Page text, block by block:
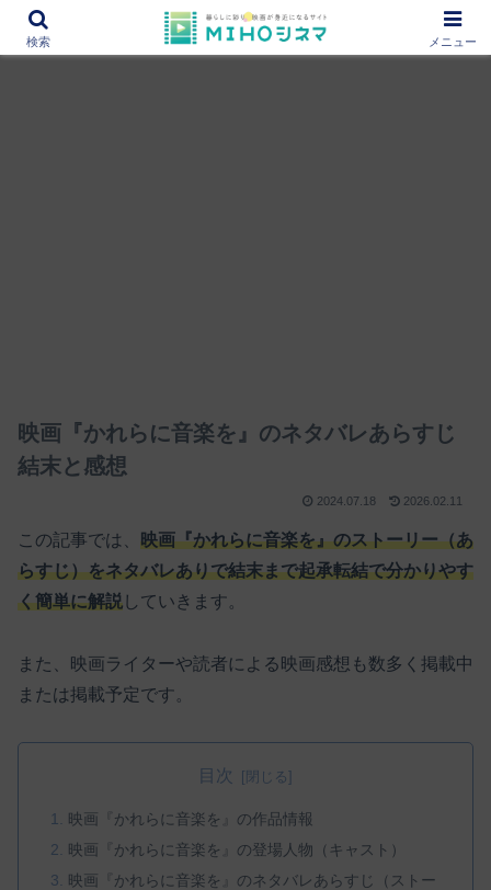
12000作品を紹介！あなたの映画図書館『MIHOシネマ』
映画『かれらに音楽を』のネタバレあらすじ
結末と感想
2024.07.18 2026.02.11
この記事では、 映画『かれらに音楽を』のストーリー（あ
らすじ）をネタバレありで結末まで起承転結で分かりやす
く簡単に解説 していきます。
また、映画ライターや読者による映画感想も数多く掲載中
または掲載予定です。
目次
映画『かれらに音楽を』の作品情報
映画『かれらに音楽を』の登場人物（キャスト）
映画『かれらに音楽を』のネタバレあらすじ（ストー
検索 メニュー